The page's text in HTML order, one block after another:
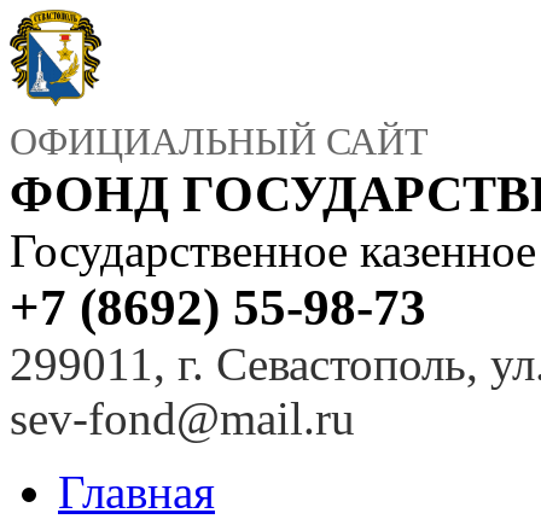
ОФИЦИАЛЬНЫЙ САЙТ
ФОНД
Государственное
+7 (8692) 55-98-73
299011, г. Севастополь,
sev-fond@mail.ru
Главная